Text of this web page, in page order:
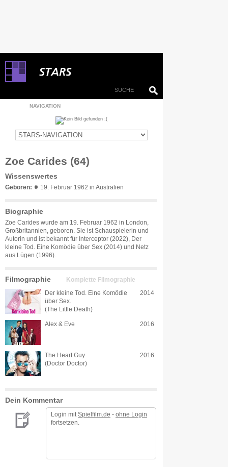
NAVIGATION
Zoe Carides (64)
Wissenswertes
Geboren: ✹ 19. Februar 1962 in Australien
Biographie
Zoe Carides wurde am 19. Februar 1962 in London,
Großbritannien, geboren. Sie ist Schauspielerin und
Autorin und ist bekannt für Interceptor (2022), Der
kleine Tod. Eine Komödie über Sex (2014) und Netz
aus Lügen (1996).
Filmographie Komplette Filmographie
Der kleine Tod. Eine Komödie
über Sex.
(The Little Death)
2014
Alex & Eve 2016
The Heart Guy
(Doctor Doctor)
2016
Dein Kommentar
Login mit Spielfilm.de - ohne Login
fortsetzen.